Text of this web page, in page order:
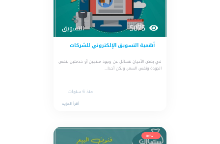
التسويق
أهمية التسويق الإلكتروني للشركات
في بعض الأحيان نتسائل عن وجود منتجين أو خدمتين بنفس
الجودة ونفس السعر، ولكن أحدا...
منذ 6 سنوات
أقرأ المزيد
new